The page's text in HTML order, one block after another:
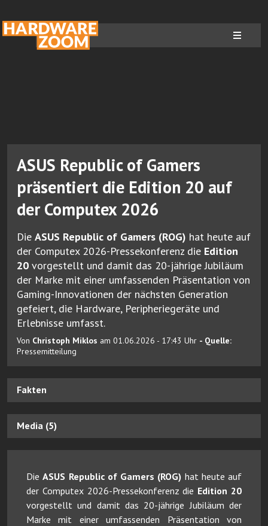
ASUS Republic of Gamers
präsentiert die Edition 20 auf
der Computex 2026
Die ASUS Republic of Gamers (ROG) hat heute auf
der Computex 2026-Pressekonferenz die Edition
20 vorgestellt und damit das 20-jährige Jubiläum
der Marke mit einer umfassenden Präsentation von
Gaming-Innovationen der nächsten Generation
gefeiert, die Hardware, Peripheriegeräte und
Erlebnisse umfasst.
Von Christoph Miklos am 01.06.2026 - 17:43 Uhr - Quelle:
Pressemitteilung
Fakten
Media (5)
DieASUS Republic of Gamers (ROG) hat heute auf
der Computex 2026-Pressekonferenz die Edition 20
vorgestellt und damit das 20-jährige Jubiläum der
Marke mit einer umfassenden Präsentation von